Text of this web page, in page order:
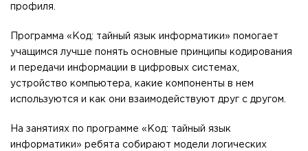
профиля.
Программа «Код: тайный язык информатики» помогает
учащимся лучше понять основные принципы кодирования
и передачи информации в цифровых системах,
устройство компьютера, какие компоненты в нем
используются и как они взаимодействуют друг с другом.
На занятиях по программе «Код: тайный язык
информатики» ребята собирают модели логических